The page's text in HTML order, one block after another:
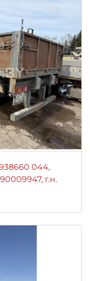
044,
г.н.